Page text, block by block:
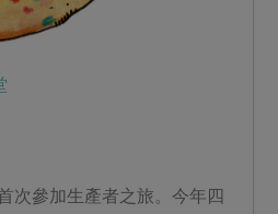
次參加生產者之旅。今年四